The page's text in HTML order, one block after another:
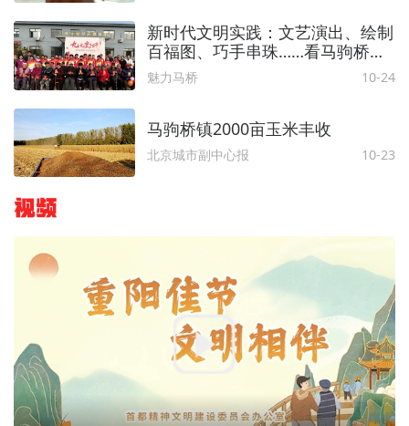
新时代文明实践：文艺演出、绘制
百福图、巧手串珠……看马驹桥镇
这样“打开”暖暖的重阳节
魅力马桥 10-24
马驹桥镇2000亩玉米丰收
北京城市副中心报 10-23
视频